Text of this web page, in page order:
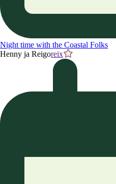
Night time with the Coastal Folks
Henny ja Reigoreix